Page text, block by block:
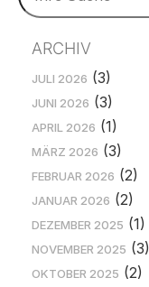
ARCHIV
JULI 2026 (3)
JUNI 2026 (3)
APRIL 2026 (1)
MÄRZ 2026 (3)
FEBRUAR 2026 (2)
JANUAR 2026 (2)
DEZEMBER 2025 (1)
NOVEMBER 2025 (3)
OKTOBER 2025 (2)